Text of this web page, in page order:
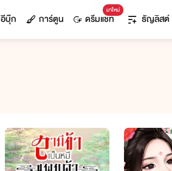
อีบุ๊ก การ์ตูน
มาใหม่
ดรีมแชท ธัญลิสต์